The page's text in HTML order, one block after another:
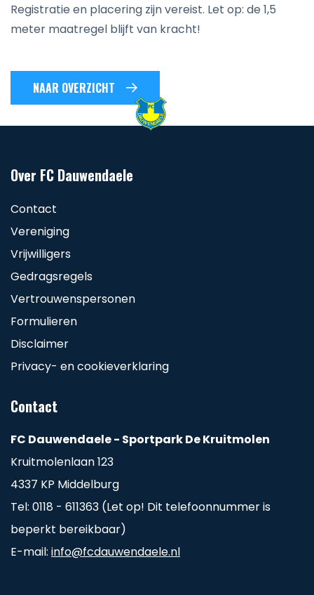
Registratie en placering zijn vereist. Let op: de 1,5
meter maatregel blijft van kracht!
NAAR OVERZICHT
Over FC Dauwendaele
Contact
Vereniging
Vrijwilligers
Gedragsregels
Vertrouwenspersonen
Formulieren
Disclaimer
Privacy- en cookieverklaring
Contact
FC Dauwendaele - Sportpark De Kruitmolen
Kruitmolenlaan 123
4337 KP Middelburg
Tel: 0118 - 611363 (Let op! Dit telefoonnummer is
beperkt bereikbaar)
E-mail: info@fcdauwendaele.nl